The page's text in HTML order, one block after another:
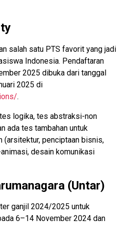
salah satu PTS favorit yang jadi
Indonesia. Pendaftaran
2025 dibuka dari tanggal
2025 di
.
logika, tes abstraksi-non
ada tes tambahan untuk
(arsitektur, penciptaan bisnis,
desain komunikasi
(Untar)
ganjil 2024/2025 untuk
6–14 November 2024 dan